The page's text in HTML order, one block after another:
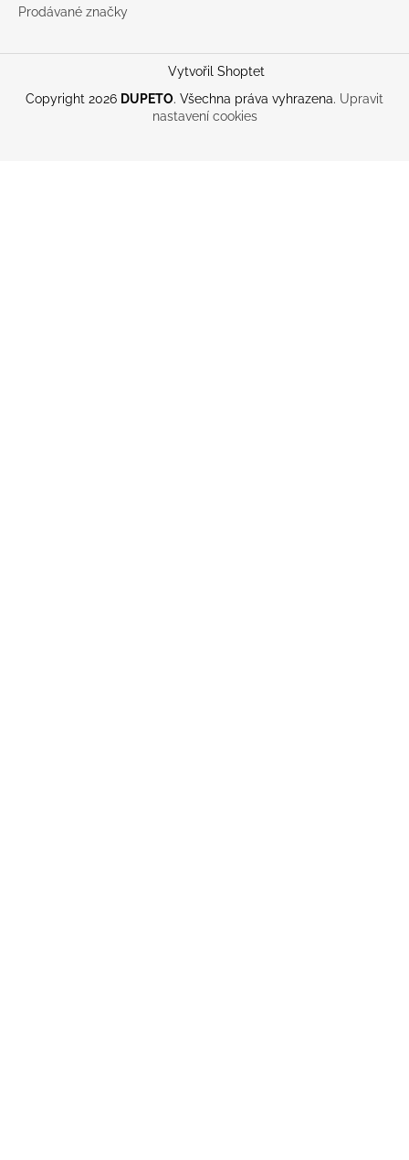
Prodávané značky
Vytvořil Shoptet
Copyright 2026 DUPETO. Všechna práva vyhrazena. Upravit
nastavení cookies